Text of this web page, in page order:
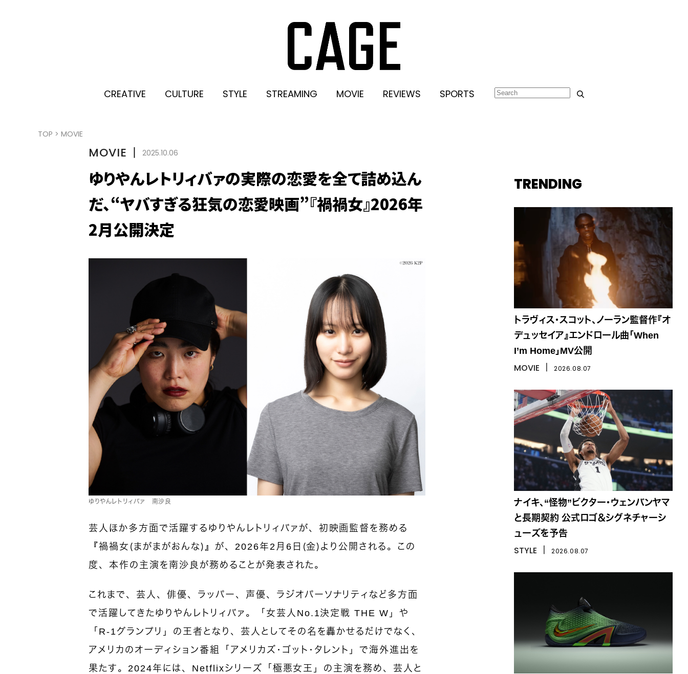
CREATIVE CULTURE STYLE STREAMING MOVIE REVIEWS SPORTS
TOP > MOVIE
MOVIE 丨 2025.10.06
ゆりやんレトリィバァの実際の恋愛を全て詰め込ん
だ、“ヤバすぎる狂気の恋愛映画”『禍禍女』2026年
2月公開決定
ゆりやんレトリィバァ 南沙良
芸人ほか多方面で活躍するゆりやんレトリィバァが、初映画監督を務める
『禍禍女（まがまがおんな）』が、2026年2月6日（金）より公開される。この
度、本作の主演を南沙良が務めることが発表された。
これまで、芸人、俳優、ラッパー、声優、ラジオパーソナリティなど多方面
で活躍してきたゆりやんレトリィバァ。「女芸人No.1決定戦 THE W」や
「R-1グランプリ」の王者となり、芸人としてその名を轟かせるだけでなく、
アメリカのオーディション番組「アメリカズ・ゴット・タレント」で海外進出を
果たす。2024年には、Netflixシリーズ「極悪女王」の主演を務め、芸人と
TRENDING
トラヴィス・スコット、ノーラン監督作『オ
デュッセイア』エンドロール曲「When
I’m Home」MV公開
MOVIE 2026.08.07
ナイキ、“怪物”ビクター・ウェンバンヤマ
と長期契約 公式ロゴ＆シグネチャーシ
ューズを予告
STYLE 2026.08.07